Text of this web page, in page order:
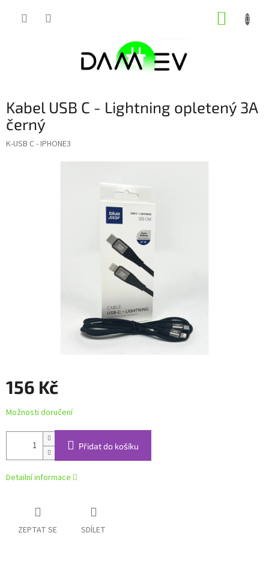
Kabel USB C - Lightning opletený 3A
černý
K-USB C - IPHONE3
156 Kč
Měrná
cena:
Možnosti doručení
Přidat do košíku
Detailní informace
ZEPTAT SE SDÍLET